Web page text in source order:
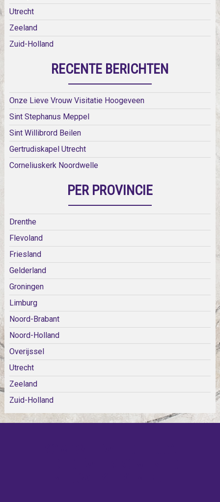
Utrecht
Zeeland
Zuid-Holland
RECENTE BERICHTEN
Onze Lieve Vrouw Visitatie Hoogeveen
Sint Stephanus Meppel
Sint Willibrord Beilen
Gertrudiskapel Utrecht
Corneliuskerk Noordwelle
PER PROVINCIE
Drenthe
Flevoland
Friesland
Gelderland
Groningen
Limburg
Noord-Brabant
Noord-Holland
Overijssel
Utrecht
Zeeland
Zuid-Holland